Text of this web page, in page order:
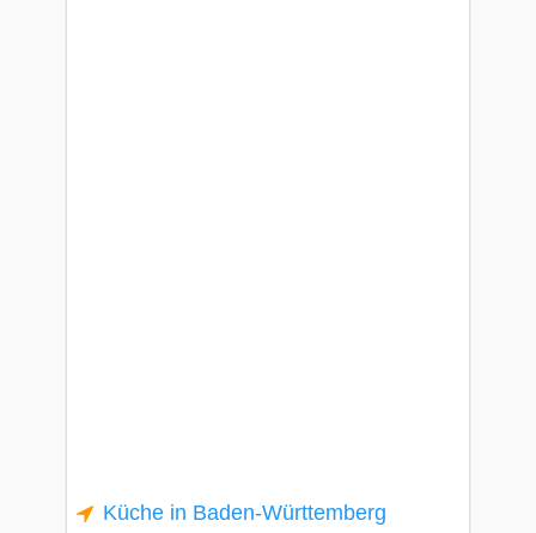
Küche in Baden-Württemberg